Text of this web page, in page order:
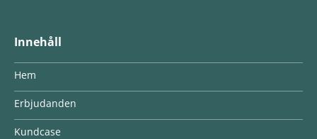
Innehåll
Hem
Erbjudanden
Kundcase